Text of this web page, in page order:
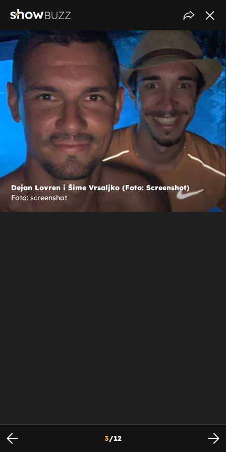
Dejan Lovren i Šime Vrsaljko (Foto: Screenshot)
Foto: screenshot
3/12